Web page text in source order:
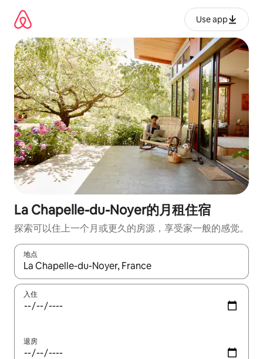
Use app
La Chapelle-du-Noyer的月租住宿
探索可以住上一个月或更久的房源，享受家一般的感觉。
地点
如有搜索结果，请使用上下方向键查看，或通过点击或滑动手势
入住
退房